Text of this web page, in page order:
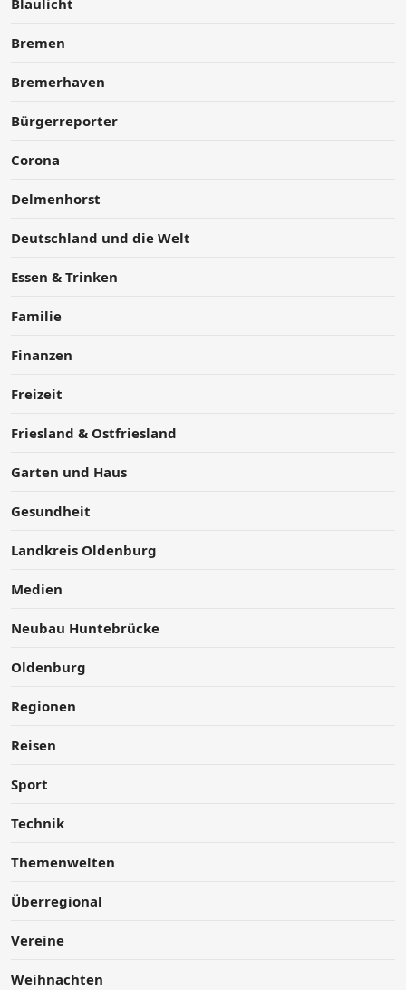
Blaulicht
Bremen
Bremerhaven
Bürgerreporter
Corona
Delmenhorst
Deutschland und die Welt
Essen & Trinken
Familie
Finanzen
Freizeit
Friesland & Ostfriesland
Garten und Haus
Gesundheit
Landkreis Oldenburg
Medien
Neubau Huntebrücke
Oldenburg
Regionen
Reisen
Sport
Technik
Themenwelten
Überregional
Vereine
Weihnachten